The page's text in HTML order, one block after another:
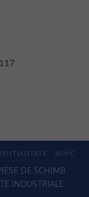
ANPC
DE SCHIMB
INDUSTRIALE